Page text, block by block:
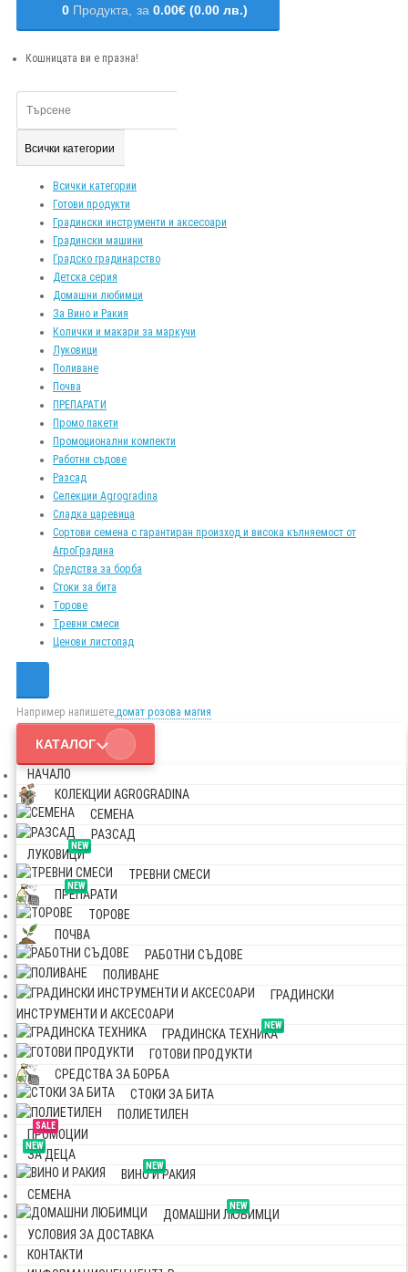
0 Продукта, за 0.00€ (0.00 лв.)
Кошницата ви е празна!
Всички категории
Всички категории
Готови продукти
Градински инструменти и аксесоари
Градински машини
Градско градинарство
Детска серия
Домашни любимци
За Вино и Ракия
Колички и макари за маркучи
Луковици
Поливане
Почва
ПРЕПАРАТИ
Промо пакети
Промоционални компекти
Работни съдове
Разсад
Селекции Agrogradina
Сладка царевица
Сортови семена с гарантиран произход и висока кълняемост от
АгроГрадина
Средства за борба
Стоки за бита
Торове
Тревни смеси
Ценови листопад
Например напишете,домат розова магия
КАТАЛОГ
НАЧАЛО
КОЛЕКЦИИ AGROGRADINA
СЕМЕНА
РАЗСАД
NEW
ЛУКОВИЦИ
ТРЕВНИ СМЕСИ
NEW
ПРЕПАРАТИ
ТОРОВЕ
ПОЧВА
РАБОТНИ СЪДОВЕ
ПОЛИВАНЕ
ГРАДИНСКИ
ИНСТРУМЕНТИ И АКСЕСОАРИ
NEW
ГРАДИНСКА ТЕХНИКА
ГОТОВИ ПРОДУКТИ
СРЕДСТВА ЗА БОРБА
СТОКИ ЗА БИТА
ПОЛИЕТИЛЕН
SALE
ПРОМОЦИИ
NEW
ЗА ДЕЦА
NEW
ВИНО И РАКИЯ
СЕМЕНА
NEW
ДОМАШНИ ЛЮБИМЦИ
УСЛОВИЯ ЗА ДОСТАВКА
КОНТАКТИ